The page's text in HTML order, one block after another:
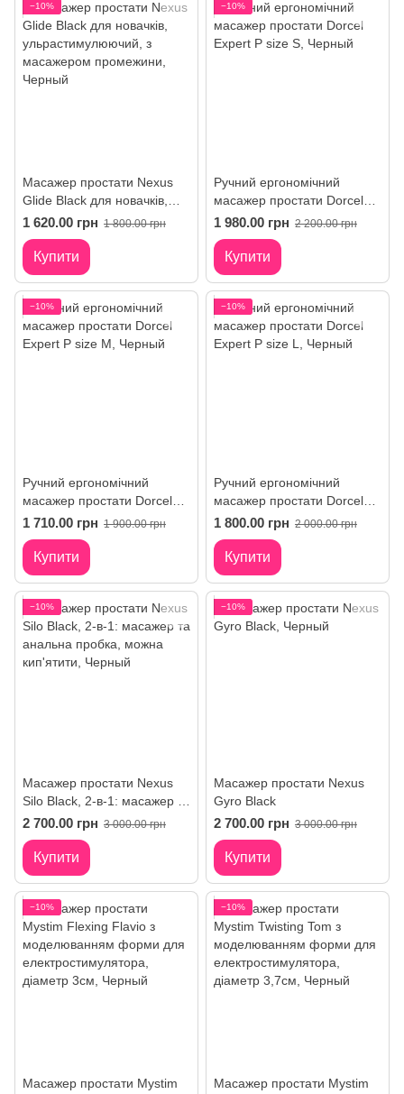
−10%
Масажер простати Nexus
Glide Black для новачків,
ульрастимулюючий, з
масажером промежини
1 620.00 грн 1 800.00 грн
Купити
−10%
Ручний ергономічний
масажер простати Dorcel
Expert P size S
1 980.00 грн 2 200.00 грн
Купити
−10%
Ручний ергономічний
масажер простати Dorcel
Expert P size M
1 710.00 грн 1 900.00 грн
Купити
−10%
Ручний ергономічний
масажер простати Dorcel
Expert P size L
1 800.00 грн 2 000.00 грн
Купити
−10%
Масажер простати Nexus
Silo Black, 2-в-1: масажер та
анальна пробка, можна
кип'ятити
2 700.00 грн 3 000.00 грн
Купити
−10%
Масажер простати Nexus
Gyro Black
2 700.00 грн 3 000.00 грн
Купити
−10%
Масажер простати Mystim
−10%
Масажер простати Mystim